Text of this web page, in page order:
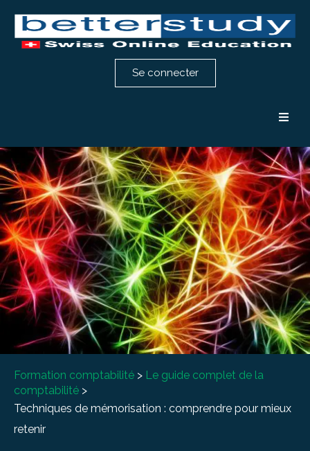
Formation comptabilité
Formation RH
Notre méthode
Témoignages
À propos
Se connecter
Formation comptabilité > Le guide complet de la
comptabilité >
Techniques de mémorisation : comprendre pour mieux
retenir